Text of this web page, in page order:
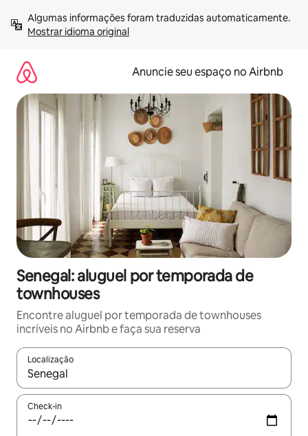
para
Mostrar idioma original
Anuncie seu espaço no Airbnb
Senegal: aluguel por temporada de
townhouses
Encontre aluguel por temporada de townhouses
incríveis no Airbnb e faça sua reserva
Localização
Quando os resultados estiverem disponíveis, explore-os
Check-in